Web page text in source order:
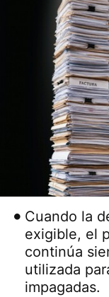
Cuando la
exigible, el
continúa
utilizada
impagadas.